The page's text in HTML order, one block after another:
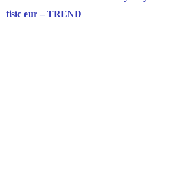
tisíc eur – TREND